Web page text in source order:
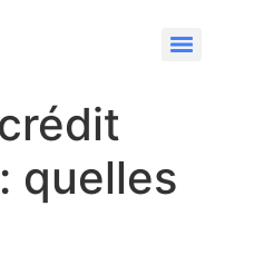
quelles